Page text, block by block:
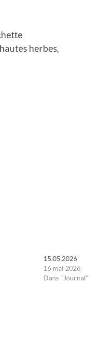
herbes,
15.05.2026
16 mai 2026
Dans "Journal"